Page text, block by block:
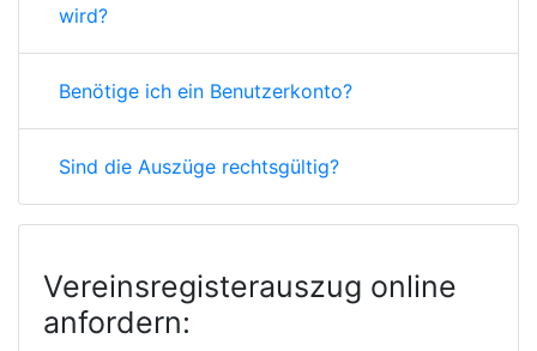
wird?
Benötige ich ein Benutzerkonto?
Sind die Auszüge rechtsgültig?
Vereinsregisterauszug online
anfordern: